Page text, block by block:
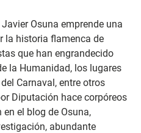
Osuna emprende una
la historia flamenca de
que han engrandecido
la Humanidad, los lugares
Carnaval, entre otros
Diputación hace corpóreos
el blog de Osuna,
abundante